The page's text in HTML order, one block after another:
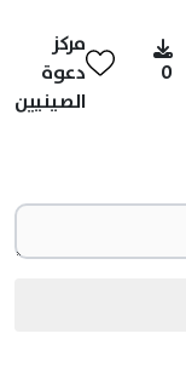
0
مركز
دعوة
الصينيين